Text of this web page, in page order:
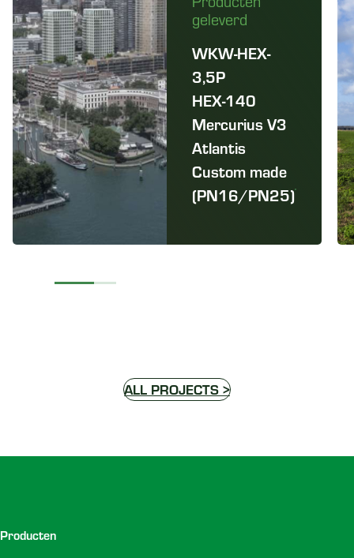
geleverd
WKW-HEX-
3,5P
HEX-140
Mercurius V3
Atlantis
Custom made
(PN16/PN25)
ALL PROJECTS >
Producten